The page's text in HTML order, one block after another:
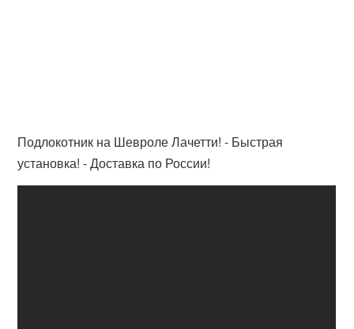
Подлокотник на Шевроле Лачетти! - Быстрая
установка! - Доставка по России!